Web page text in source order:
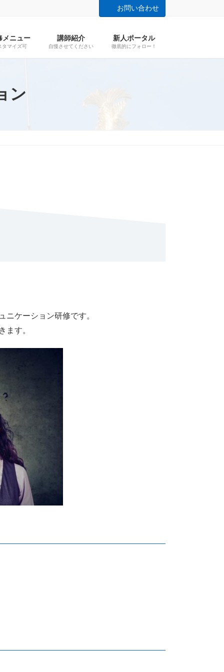
お問い合わせ
メニュー
タマイズ可
講師紹介
自慢させてください
新人ポータル
徹底的にフォロー！
ン
ケーション研修です。
ます。